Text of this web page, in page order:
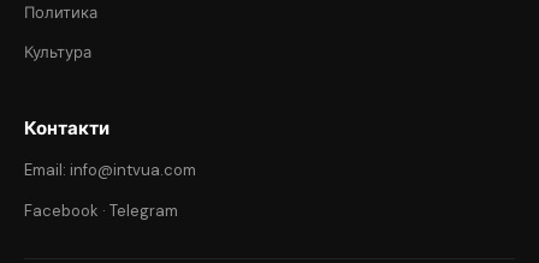
Политика
Культура
Контакти
Email: info@intvua.com
Facebook · Telegram